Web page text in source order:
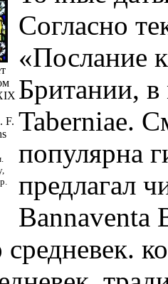
F.
Согласно
«Послание
Британии, в
Taberniae.
популярна
предлагал
Bannaventa